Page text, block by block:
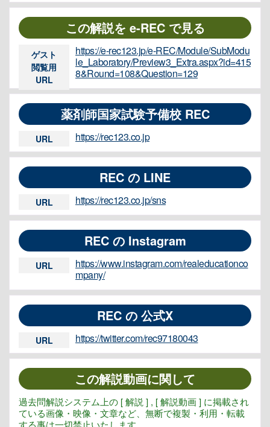
この解説を e-REC で見る
ゲスト
閲覧用
URL
https://e-rec123.jp/e-REC/Module/SubModu
le_Laboratory/Preview3_Extra.aspx?id=415
8&Round=108&Question=129
薬剤師国家試験予備校 REC
URL https://rec123.co.jp
REC の LINE
URL https://rec123.co.jp/sns
REC の Instagram
URL
https://www.instagram.com/realeducationco
mpany/
REC の 公式X
URL https://twitter.com/rec97180043
この解説動画に関して
過去問解説システム上の [ 解説 ] , [ 解説動画 ] に掲載され
ている画像・映像・文章など、無断で複製・利用・転載
する事は一切禁止いたします